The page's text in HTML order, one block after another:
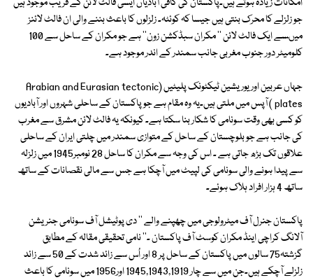
جو زلزلے کا محرک بنتی ہیں جیسا کہ کوئٹہ۔ زلزلوں کا باعث بننے والی ان فالٹ لائنز
میںسے ایک فالٹ لائن '' مکران سبڈکشن زون'' ہے جو مکران کے ساحل سے 100
کلومیٹر دور جنوب مغربی جانب سمندر کے اندر موجود ہے۔
جہاں عربین اور یوریشین ٹیکٹونک پلیٹیں (Arabian and Eurasian tectonic
plates ) آپس میں ملتی ہیں۔یہ وہ مقام ہے جو پاکستان کے ساحلی شہروں اور آبادیوں
کو کسی بھی وقت سونامی کا شکار بنا سکتا ہے۔ کیونکہ یہ فالٹ لائن مشرق سے مغرب
کی جانب ہے جو بلوچستان کے ساحل کے متوازی سمندر میں چلتی ایران کے ساحلی
علاقوں تک بڑھ جاتی ہے ۔ اس کی وجہ سے مکران کا ساحل 28 نومبر1945 میں زلزلہ
سے پیدا ہونے والی سونامی کی لپیٹ میں آچکا ہے جس سے مالی نقصانات کے ساتھ
ساتھ 4 ہزار افراد ہلاک ہوئے۔
پاکستان جنرل آف میٹرولوجی میں چھپنے والے '' دی پوٹیشل آف سونامی جنریشن
آلانگ کراچی اینڈ مکران کوسٹ آف پاکستان ـ'' نامی تحقیقی مقالہ کے مطابق
گزشتہ75 سالوں میں پاکستان کے ساحل پر 8 اور اُس سے زائد شدت کے 50 سے زائد
زلزلے آچکے ہیں۔جن میں سے چار 1945,1943,1919 اور1956 میں سونامی کا باعث